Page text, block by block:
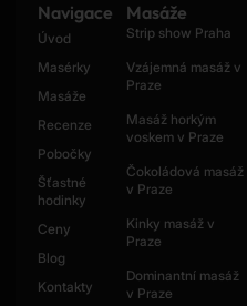
Navigace
Úvod
Masérky
Masáže
Recenze
Pobočky
Šťastné
hodinky
Ceny
Blog
Kontakty
Masáže
Strip show Praha
Vzájemná masáž v
Praze
Masáž horkým
voskem v Praze
Čokoládová masáž
v Praze
Kinky masáž v
Praze
Dominantní masáž
v Praze